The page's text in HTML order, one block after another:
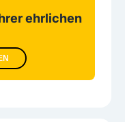
ehrlichen